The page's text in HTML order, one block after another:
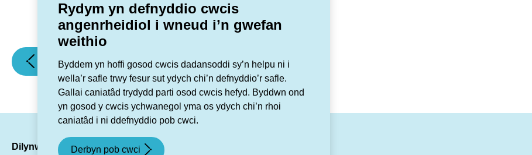
Rydym yn defnyddio cwcis
angenrheidiol i wneud i’n gwefan
weithio
Byddem yn hoffi gosod cwcis dadansoddi sy’n helpu ni i
wella’r safle trwy fesur sut ydych chi’n defnyddio’r safle.
Gallai caniatâd trydydd parti osod cwcis hefyd. Byddwn ond
yn gosod y cwcis ychwanegol yma os ydych chi’n rhoi
caniatâd i ni ddefnyddio pob cwci.
Derbyn pob cwci
Erthygl flaenorol
(Eich
llawlyfr
tenantiaid
newydd)
Erthygl nesaf
(Arolwg
Cartref)
Dilynwch ni LinkedIn
Facebook